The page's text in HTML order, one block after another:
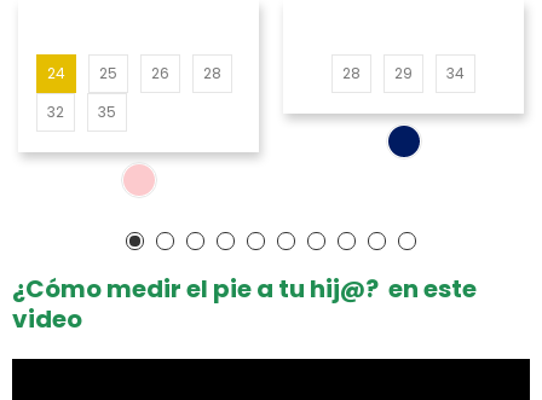
24 25 26
28
32
35
28 29 34
¿Cómo medir el pie a tu hij@? en este
video